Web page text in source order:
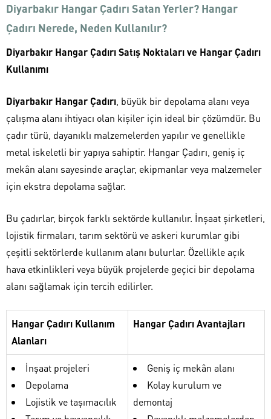
Diyarbakır Hangar Çadırı Satan Yerler? Hangar
Çadırı Nerede, Neden Kullanılır?
Diyarbakır Hangar Çadırı Satış Noktaları ve Hangar Çadırı
Kullanımı
Diyarbakır Hangar Çadırı , büyük bir depolama alanı veya
çalışma alanı ihtiyacı olan kişiler için ideal bir çözümdür. Bu
çadır türü, dayanıklı malzemelerden yapılır ve genellikle
metal iskeletli bir yapıya sahiptir. Hangar Çadırı, geniş iç
mekân alanı sayesinde araçlar, ekipmanlar veya malzemeler
için ekstra depolama sağlar.
Bu çadırlar, birçok farklı sektörde kullanılır. İnşaat şirketleri,
lojistik firmaları, tarım sektörü ve askeri kurumlar gibi
çeşitli sektörlerde kullanım alanı bulurlar. Özellikle açık
hava etkinlikleri veya büyük projelerde geçici bir depolama
alanı sağlamak için tercih edilirler.
Hangar Çadırı Kullanım
Alanları
Hangar Çadırı Avantajları
İnşaat projeleri
Depolama
Lojistik ve taşımacılık
Geniş iç mekân alanı
Kolay kurulum ve
demontaj